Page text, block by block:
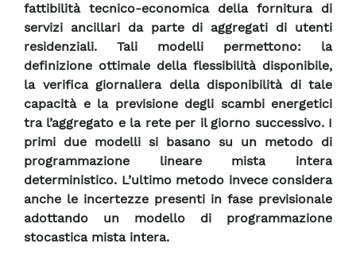
fattibilità tecnico-economica della fornitura di
servizi ancillari da parte di aggregati di utenti
residenziali. Tali modelli permettono: la
definizione ottimale della flessibilità disponibile,
la verifica giornaliera della disponibilità di tale
capacità e la previsione degli scambi energetici
tra l’aggregato e la rete per il giorno successivo. I
primi due modelli si basano su un metodo di
programmazione lineare mista intera
deterministico. L’ultimo metodo invece considera
anche le incertezze presenti in fase previsionale
adottando un modello di programmazione
stocastica mista intera.